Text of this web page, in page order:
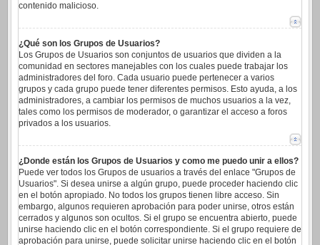
contenido malicioso.
¿Qué son los Grupos de Usuarios?
Los Grupos de Usuarios son conjuntos de usuarios que dividen a la
comunidad en sectores manejables con los cuales puede trabajar los
administradores del foro. Cada usuario puede pertenecer a varios
grupos y cada grupo puede tener diferentes permisos. Esto ayuda, a los
administradores, a cambiar los permisos de muchos usuarios a la vez,
tales como los permisos de moderador, o garantizar el acceso a foros
privados a los usuarios.
¿Donde están los Grupos de Usuarios y como me puedo unir a ellos?
Puede ver todos los Grupos de usuarios a través del enlace "Grupos de
Usuarios". Si desea unirse a algún grupo, puede proceder haciendo clic
en el botón apropiado. No todos los grupos tienen libre acceso. Sin
embargo, algunos requieren aprobación para poder unirse, otros están
cerrados y algunos son ocultos. Si el grupo se encuentra abierto, puede
unirse haciendo clic en el botón correspondiente. Si el grupo requiere de
aprobación para unirse, puede solicitar unirse haciendo clic en el botón